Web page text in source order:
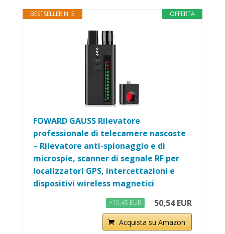
OFFERTA
BESTSELLER N. 5
FOWARD GAUSS Rilevatore
professionale di telecamere nascoste
– Rilevatore anti-spionaggio e di
microspie, scanner di segnale RF per
localizzatori GPS, intercettazioni e
dispositivi wireless magnetici
−15,45 EUR 50,54 EUR
Acquista su Amazon